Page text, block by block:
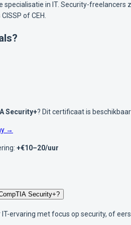
specialisatie in IT. Security-
of CEH.
Security+? Dit certificaat is
→
+€10–20/uur
Security+?
ervaring met focus op security, of